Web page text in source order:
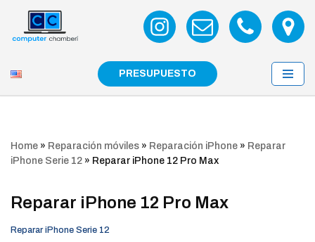
Saltar
PRESUPUESTO
Home » Reparación móviles » Reparación iPhone » Reparar
iPhone Serie 12 » Reparar iPhone 12 Pro Max
Reparar iPhone 12 Pro Max
Reparar iPhone Serie 12